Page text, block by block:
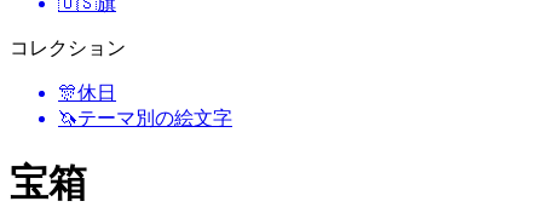
コレクション
🎊休日
🦄テーマ別の絵文字
宝箱